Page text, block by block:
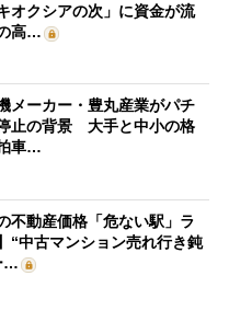
オクシアの次」に資金が流
高…
メーカー・豊丸産業がパチ
止の背景 大手と中小の格
車…
不動産価格「危ない駅」ラ
“中古マンション売れ行き鈍
…